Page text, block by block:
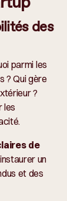
des
parmi les
? Qui gère
?
les
de
un
et des